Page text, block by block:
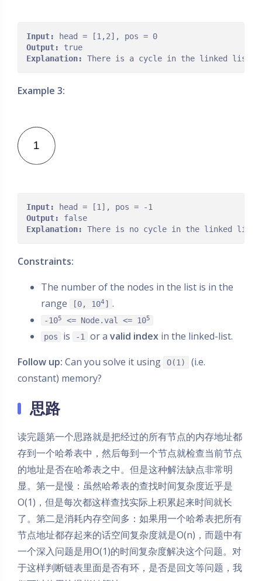
Input:
Output:
Explanation:
Example 3:
Input:
Output:
Explanation:
Constraints:
The number of the nodes in the list is in the
range
[0, 104 ] .
-105 <= Node.val <= 105
pos is -1 or a valid index in the linked-list.
Follow up: Can you solve it using O(1)
(i.e.
constant) memory?
思路
读完题第一个思路就是把经过的所有节点的内存地址都
存到一个哈希表中，然后每到一个节点就检查当前节点
的地址是否在哈希表之中。但是这种解法缺点非常明
显。第一是慢：虽然哈希表的查找时间复杂度近乎是
O(1)，但是每次都这样查找实际上积累起来时间就长
了。第二是消耗内存空间多：如果用一个哈希表把所有
节点地址都存起来的话空间复杂度就是O(n)，而题中有
一个深入问题是用O(1)的时间复杂度解决这个问题。对
于这样判断链表里面是否有环，是否是回文等问题，我